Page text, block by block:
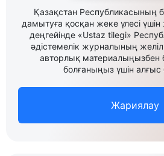
Қазақстан Республикасының
дамытуға қосқан жеке үлесі
деңгейінде «Ustaz tilegi»
әдістемелік журналының
авторлық материалыңызбен
болғаныңыз үшін алғыс
Жариялау